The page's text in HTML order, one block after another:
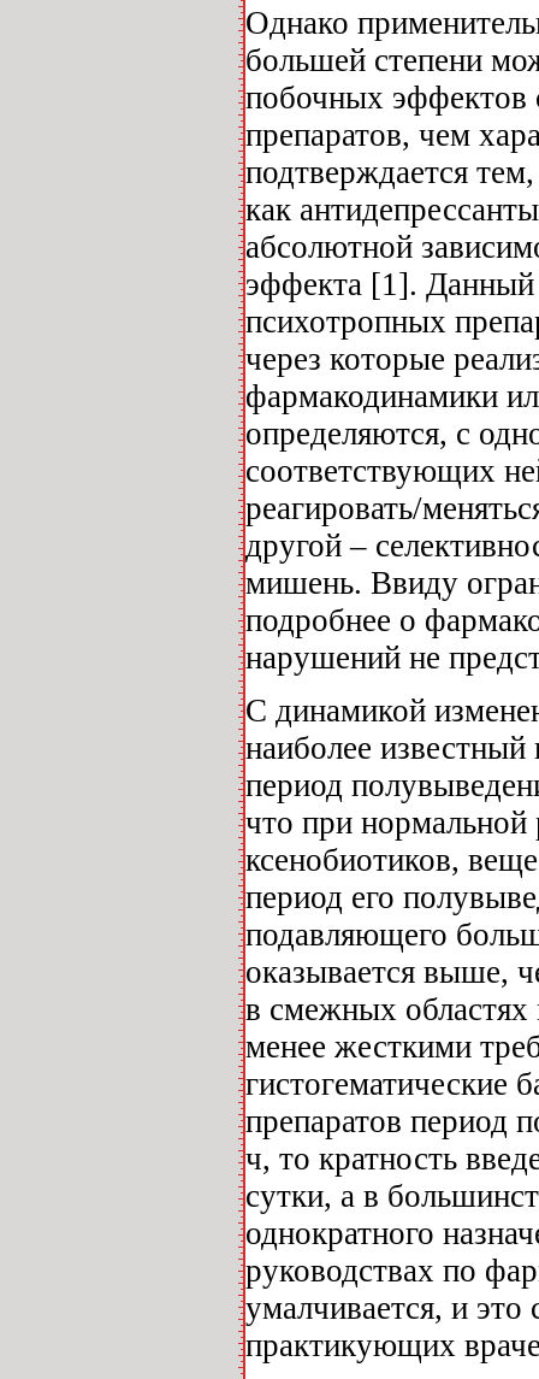
Однако
большей степени
побочных эффектов
препаратов, чем
подтверждается
как
абсолютной
эффекта [1]. Данный
психотропных
через которые
фармакодинамики
определяются, с
соответствующих
реагировать/
другой –
мишень. Ввиду
подробнее о
нарушений не
С динамикой
наиболее известный
период
что при нормальной
ксенобиотиков,
период его
подавляющего
оказывается выше,
в смежных областях
менее жесткими
гистогематические
препаратов период
ч, то кратность
сутки, а в
однократного
руководствах по
умалчивается, и
практикующих